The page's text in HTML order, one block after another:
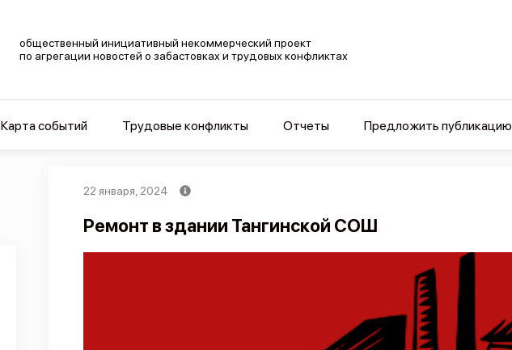
общественный инициативный некоммерческий проект
по агрегации новостей о забастовках и трудовых конфликтах
Карта событий Трудовые конфликты Отчеты Предложить публикацию
22 января, 2024
Ремонт в здании Тангинской СОШ